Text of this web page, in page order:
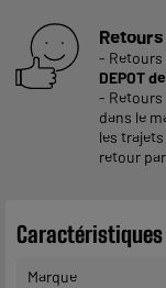
- Retours
DEPOT
-
dans le
les
retour
Caractéristiques
Marque